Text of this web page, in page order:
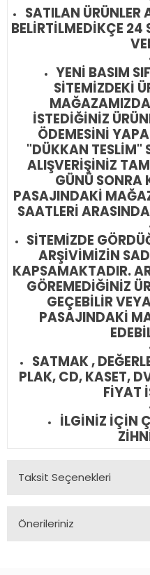
SATILAN
BELİRTİLMEDİKÇE
YENİ BASIM
SİTEMİZDEKİ
İSTEDİĞİNİZ
ÖDEMESİNİ
"DÜKKAN TESLİM"
ALIŞVERİŞİNİZ
GÜNÜ
PASAJINDAKİ
SAATLERİ
SİTEMİZDE
ARŞİVİMİZİN
KAPSAMAKTADIR.
GÖREMEDİĞİNİZ
GEÇEBİLİR
PASAJINDAKİ
SATMAK ,
PLAK, CD, KASET,
FİYAT
İLGİNİZ İÇİN
Taksit Seçenekleri
Önerileriniz